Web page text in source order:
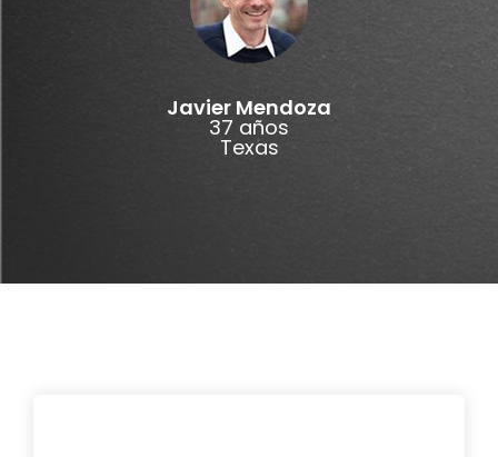
Javier Mendoza
37 años
Texas